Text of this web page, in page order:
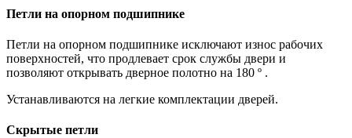
Петли на опорном подшипнике
Петли на опорном подшипнике исключают износ рабочих
поверхностей, что продлевает срок службы двери и
позволяют открывать дверное полотно на 180 º .
Устанавливаются на легкие комплектации дверей.
Скрытые петли